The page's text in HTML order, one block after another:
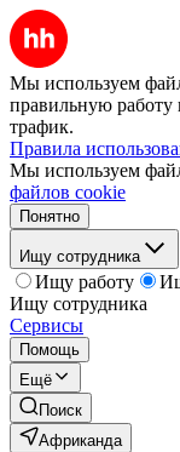
Мы используем
правильную работу
трафик.
Правила
Мы используем
файлов cookie
Понятно
Ищу сотрудника
Ищу работу
Ищу сотрудника
Сервисы
Помощь
Ещё
Поиск
Африканда